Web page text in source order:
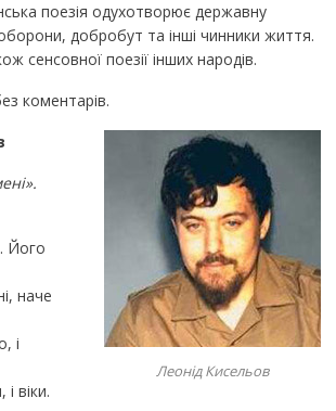
поезія одухотворює державну
добробут та інші чинники життя.
сенсовної поезії інших народів.
коментарів.
Леонід Кисельов
Його
наче
і
і віки.